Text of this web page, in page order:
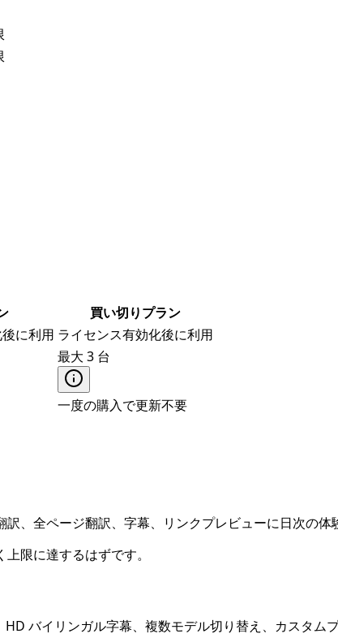
買い切りプラン
に利用 ライセンス有効化後に利用
最大 3 台
一度の購入で更新不要
、全ページ翻訳、字幕、リンクプレビューに日次の体
限に達するはずです。
バイリンガル字幕、複数モデル切り替え、カスタム